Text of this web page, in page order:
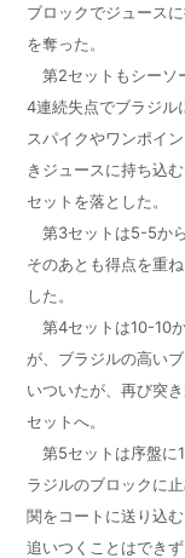
ブロックでジュース
を奪った。
第2セットもシーソ
4連続失点でブラジル
スパイクやワンポイ
きジュースに持ち込
セットを落とした。
第3セットは5-5か
そのあとも得点を重
した。
第4セットは10-10
が、ブラジルの高い
いついたが、再び突
セットへ。
第5セットは序盤に
ラジルのブロックに
関をコートに送り込
追いつくことはでき